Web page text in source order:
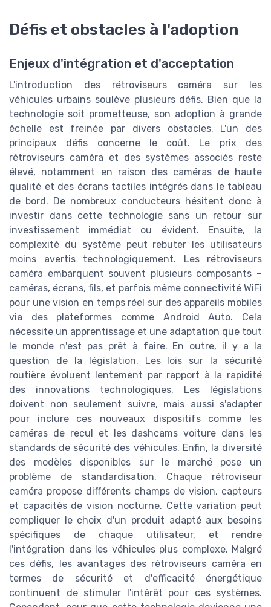
Défis et obstacles à l'adoption
Enjeux d'intégration et d'acceptation
L'introduction des rétroviseurs caméra sur les
véhicules urbains soulève plusieurs défis. Bien que la
technologie soit prometteuse, son adoption à grande
échelle est freinée par divers obstacles. L'un des
principaux défis concerne le coût. Le prix des
rétroviseurs caméra et des systèmes associés reste
élevé, notamment en raison des caméras de haute
qualité et des écrans tactiles intégrés dans le tableau
de bord. De nombreux conducteurs hésitent donc à
investir dans cette technologie sans un retour sur
investissement immédiat ou évident. Ensuite, la
complexité du système peut rebuter les utilisateurs
moins avertis technologiquement. Les rétroviseurs
caméra embarquent souvent plusieurs composants –
caméras, écrans, fils, et parfois même connectivité WiFi
pour une vision en temps réel sur des appareils mobiles
via des plateformes comme Android Auto. Cela
nécessite un apprentissage et une adaptation que tout
le monde n'est pas prêt à faire. En outre, il y a la
question de la législation. Les lois sur la sécurité
routière évoluent lentement par rapport à la rapidité
des innovations technologiques. Les législations
doivent non seulement suivre, mais aussi s'adapter
pour inclure ces nouveaux dispositifs comme les
caméras de recul et les dashcams voiture dans les
standards de sécurité des véhicules. Enfin, la diversité
des modèles disponibles sur le marché pose un
problème de standardisation. Chaque rétroviseur
caméra propose différents champs de vision, capteurs
et capacités de vision nocturne. Cette variation peut
compliquer le choix d'un produit adapté aux besoins
spécifiques de chaque utilisateur, et rendre
l'intégration dans les véhicules plus complexe. Malgré
ces défis, les avantages des rétroviseurs caméra en
termes de sécurité et d'efficacité énergétique
continuent de stimuler l'intérêt pour ces systèmes.